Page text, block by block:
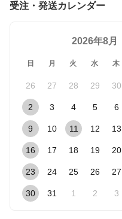
受注・発送カレンダー
2026年8月
日 月 火 水 木
26 27 28 29 30
2 3 4 5 6
9 10 11 12 13
16 17 18 19 20
23 24 25 26 27
30 31 1 2 3